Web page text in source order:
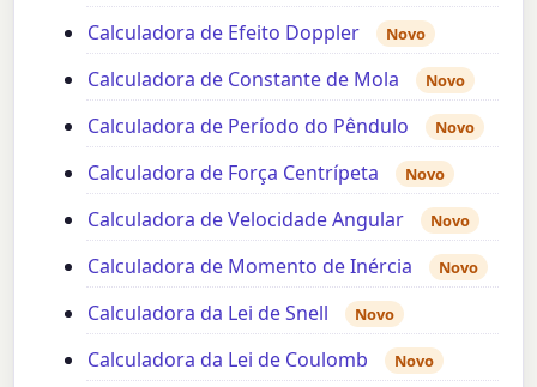
Calculadora de Efeito Doppler Novo
Calculadora de Constante de Mola Novo
Calculadora de Período do Pêndulo Novo
Calculadora de Força Centrípeta Novo
Calculadora de Velocidade Angular Novo
Calculadora de Momento de Inércia Novo
Calculadora da Lei de Snell Novo
Calculadora da Lei de Coulomb Novo